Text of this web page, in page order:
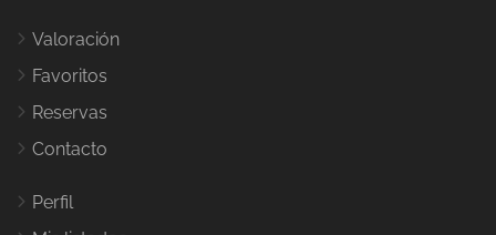
Valoración
Favoritos
Reservas
Contacto
Perfil